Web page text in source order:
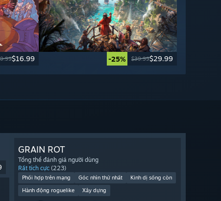
$16.99 -25% $39.99$29.99
GRAIN ROT
Tổng thể đánh giá người dùng
Rất tích cực (223)
Phối hợp trên mạng Góc nhìn thứ nhất
Kinh dị sống còn
Hành động roguelike
Xây dựng